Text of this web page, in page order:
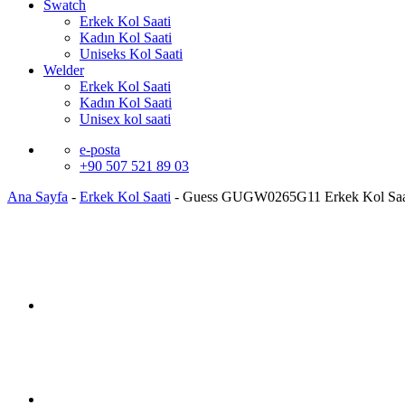
Swatch
Erkek Kol Saati
Kadın Kol Saati
Uniseks Kol Saati
Welder
Erkek Kol Saati
Kadın Kol Saati
Unisex kol saati
e-posta
+90 507 521 89 03
Ana Sayfa - Erkek Kol Saati - Guess GUGW0265G11 Erkek Kol